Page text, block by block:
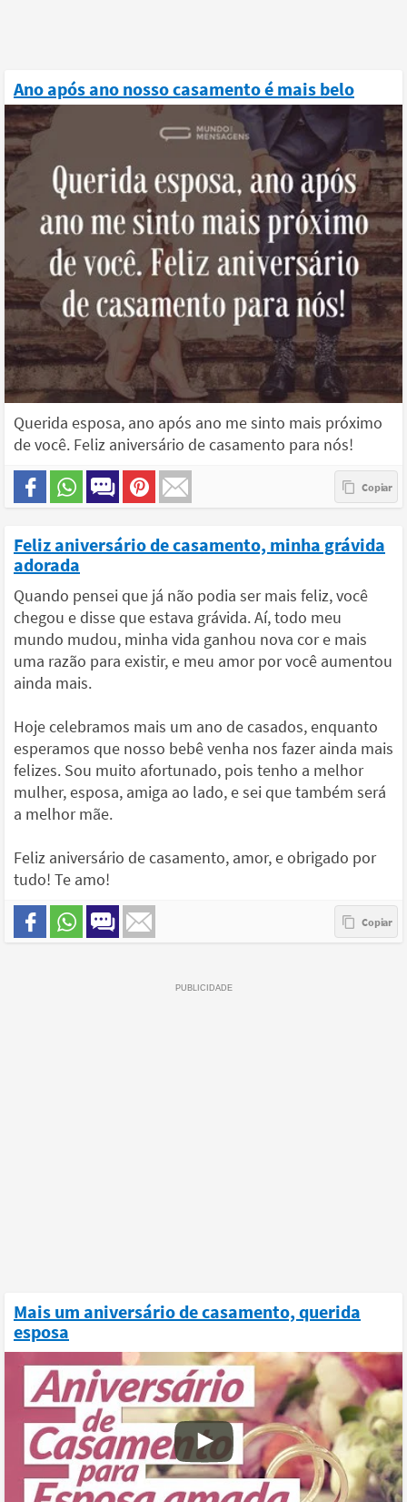
Ano após ano nosso casamento é mais belo
Querida esposa, ano após ano me sinto mais próximo
de você. Feliz aniversário de casamento para nós!
Feliz aniversário de casamento, minha grávida
adorada
Quando pensei que já não podia ser mais feliz, você
chegou e disse que estava grávida. Aí, todo meu
mundo mudou, minha vida ganhou nova cor e mais
uma razão para existir, e meu amor por você aumentou
ainda mais.
Hoje celebramos mais um ano de casados, enquanto
esperamos que nosso bebê venha nos fazer ainda mais
felizes. Sou muito afortunado, pois tenho a melhor
mulher, esposa, amiga ao lado, e sei que também será
a melhor mãe.
Feliz aniversário de casamento, amor, e obrigado por
tudo! Te amo!
Mais um aniversário de casamento, querida
esposa